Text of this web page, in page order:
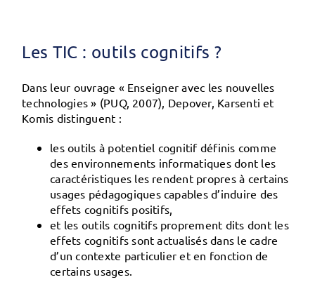
Les TIC : outils cognitifs ?
Dans leur ouvrage « Enseigner avec les nouvelles
technologies » (PUQ, 2007), Depover, Karsenti et
Komis distinguent :
lesoutils à potentiel cognitifdéfinis comme
des environnements informatiques dont les
caractéristiques les rendent propres à certains
usages pédagogiques capables d’induire des
effets cognitifs positifs,
et les outils cognitifsproprement dits dont les
effets cognitifs sont actualisés dans le cadre
d’un contexte particulier et en fonction de
certains usages.